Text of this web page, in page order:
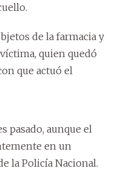
de la farmacia y
quien quedó
que actuó el
pasado, aunque el
en un
la Policía Nacional.